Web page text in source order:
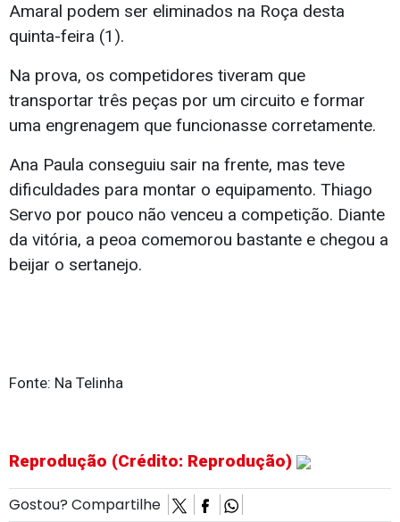
Amaral podem ser eliminados na Roça desta
quinta-feira (1).
Na prova, os competidores tiveram que
transportar três peças por um circuito e formar
uma engrenagem que funcionasse corretamente.
Ana Paula conseguiu sair na frente, mas teve
dificuldades para montar o equipamento. Thiago
Servo por pouco não venceu a competição. Diante
da vitória, a peoa comemorou bastante e chegou a
beijar o sertanejo.
Fonte: Na Telinha
Reprodução (Crédito: Reprodução)
Gostou? Compartilhe